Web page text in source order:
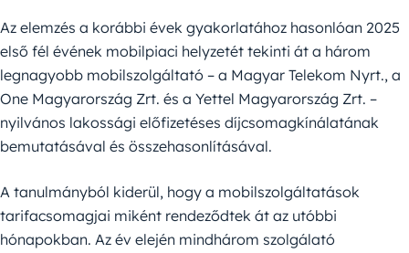
Az elemzés a korábbi évek gyakorlatához hasonlóan 2025
első fél évének mobilpiaci helyzetét tekinti át a három
legnagyobb mobilszolgáltató – a Magyar Telekom Nyrt., a
One Magyarország Zrt. és a Yettel Magyarország Zrt. –
nyilvános lakossági előfizetéses díjcsomagkínálatának
bemutatásával és összehasonlításával.
A tanulmányból kiderül, hogy a mobilszolgáltatások
tarifacsomagjai miként rendeződtek át az utóbbi
hónapokban. Az év elején mindhárom szolgálató